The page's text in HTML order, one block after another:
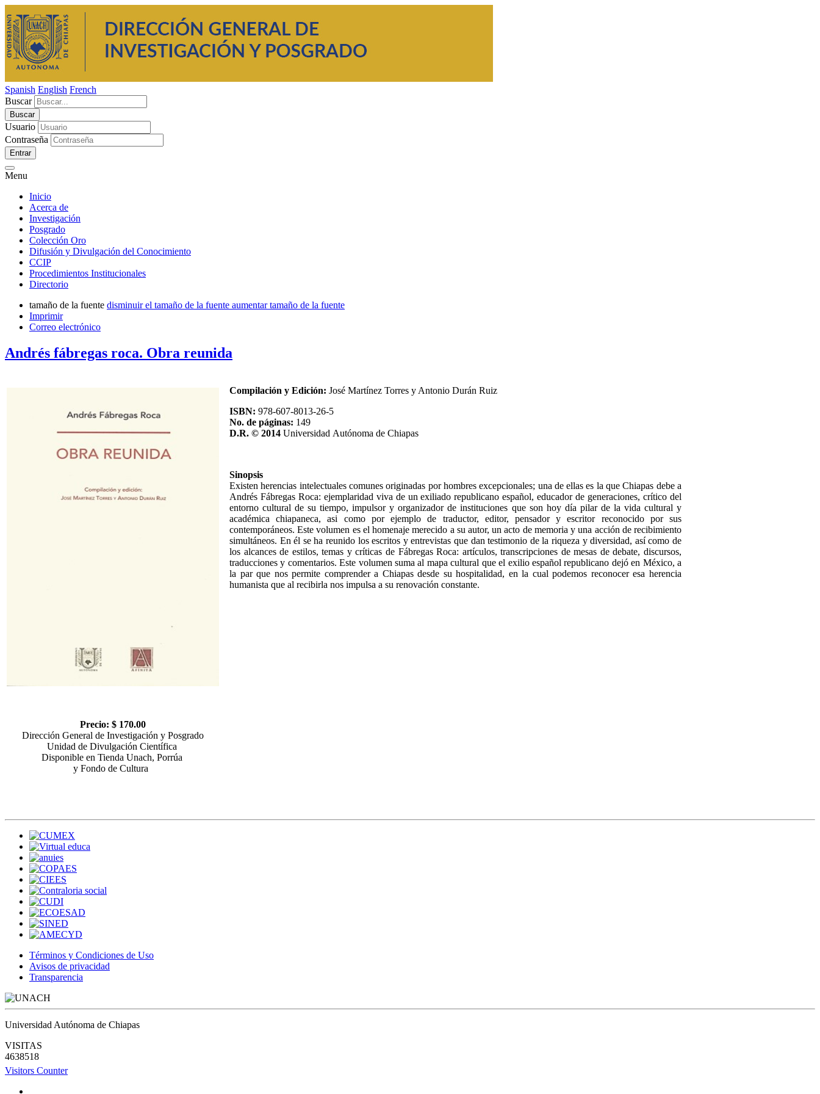
Spanish English French
Buscar
Usuario
Contraseña
Entrar
Menu
Inicio
Acerca de
Investigación
Posgrado
Colección Oro
Difusión y Divulgación del Conocimiento
CCIP
Procedimientos Institucionales
Directorio
tamaño de la fuente disminuir el tamaño de la fuente aumentar tamaño de la fuente
Imprimir
Correo electrónico
Andrés fábregas roca. Obra reunida
Precio: $ 170.00
Dirección General de Investigación y Posgrado
Unidad de Divulgación Científica
Disponible en Tienda Unach, Porrúa
y Fondo de Cultura
Compilación y Edición: José Martínez Torres y Antonio Durán Ruiz
ISBN: 978-607-8013-26-5
No. de páginas: 149
D.R. © 2014 Universidad Autónoma de Chiapas
Sinopsis
Existen herencias intelectuales comunes originadas por hombres excepcionales; una de ellas es la que Chiapas debe a
Andrés Fábregas Roca: ejemplaridad viva de un exiliado republicano español, educador de generaciones, crítico del
entorno cultural de su tiempo, impulsor y organizador de instituciones que son hoy día pilar de la vida cultural y
académica chiapaneca, asi como por ejemplo de traductor, editor, pensador y escritor reconocido por sus
contemporáneos. Este volumen es el homenaje merecido a su autor, un acto de memoria y una acción de recibimiento
simultáneos. En él se ha reunido los escritos y entrevistas que dan testimonio de la riqueza y diversidad, así como de
los alcances de estilos, temas y críticas de Fábregas Roca: artículos, transcripciones de mesas de debate, discursos,
traducciones y comentarios. Este volumen suma al mapa cultural que el exilio español republicano dejó en México, a
la par que nos permite comprender a Chiapas desde su hospitalidad, en la cual podemos reconocer esa herencia
humanista que al recibirla nos impulsa a su renovación constante.
Términos y Condiciones de Uso
Avisos de privacidad
Transparencia
Universidad Autónoma de Chiapas
VISITAS
4638518
Visitors Counter